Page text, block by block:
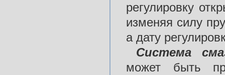
регулировку
изменяя силу
а дату
Система
может быть